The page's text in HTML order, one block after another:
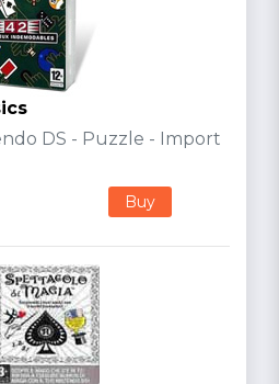
DS - Puzzle - Import
Buy